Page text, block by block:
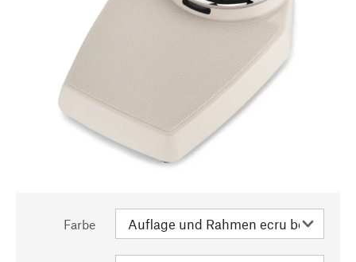
Farbe